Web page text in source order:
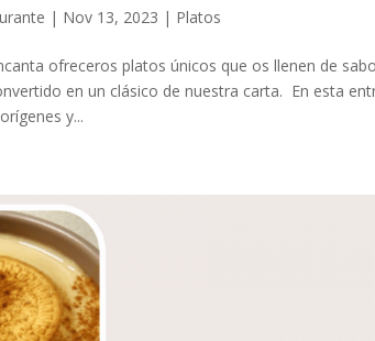
| Nov 13, 2023 | Platos
ofreceros platos únicos que os llenen de
en un clásico de nuestra carta. En esta
y...